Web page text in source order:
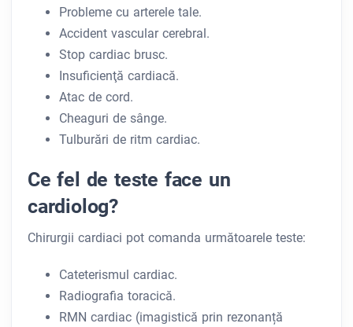
Probleme cu arterele tale.
Accident vascular cerebral.
Stop cardiac brusc.
Insuficienţă cardiacă.
Atac de cord.
Cheaguri de sânge.
Tulburări de ritm cardiac.
Ce fel de teste face un
cardiolog?
Chirurgii cardiaci pot comanda următoarele teste:
Cateterismul cardiac.
Radiografia toracică.
RMN cardiac (imagistică prin rezonanță